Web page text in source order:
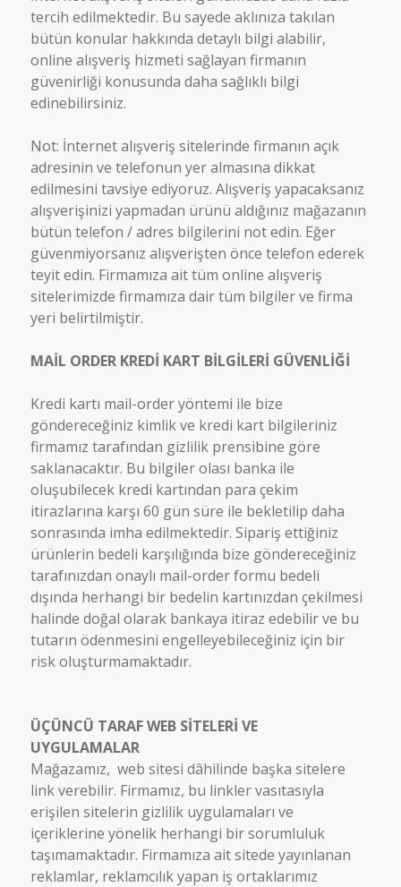
tercih edilmektedir. Bu sayede aklınıza takılan
bütün konular hakkında detaylı bilgi alabilir,
online alışveriş hizmeti sağlayan firmanın
güvenirliği konusunda daha sağlıklı bilgi
edinebilirsiniz.
Not: İnternet alışveriş sitelerinde firmanın açık
adresinin ve telefonun yer almasına dikkat
edilmesini tavsiye ediyoruz. Alışveriş yapacaksanız
alışverişinizi yapmadan ürünü aldığınız mağazanın
bütün telefon / adres bilgilerini not edin. Eğer
güvenmiyorsanız alışverişten önce telefon ederek
teyit edin. Firmamıza ait tüm online alışveriş
sitelerimizde firmamıza dair tüm bilgiler ve firma
yeri belirtilmiştir.
MAİL ORDER KREDİ KART BİLGİLERİ GÜVENLİĞİ
Kredi kartı mail-order yöntemi ile bize
göndereceğiniz kimlik ve kredi kart bilgileriniz
firmamız tarafından gizlilik prensibine göre
saklanacaktır. Bu bilgiler olası banka ile
oluşubilecek kredi kartından para çekim
itirazlarına karşı 60 gün süre ile bekletilip daha
sonrasında imha edilmektedir. Sipariş ettiğiniz
ürünlerin bedeli karşılığında bize göndereceğiniz
tarafınızdan onaylı mail-order formu bedeli
dışında herhangi bir bedelin kartınızdan çekilmesi
halinde doğal olarak bankaya itiraz edebilir ve bu
tutarın ödenmesini engelleyebileceğiniz için bir
risk oluşturmamaktadır.
ÜÇÜNCÜ TARAF WEB SİTELERİ VE
UYGULAMALAR
Mağazamız, web sitesi dâhilinde başka sitelere
link verebilir. Firmamız, bu linkler vasıtasıyla
erişilen sitelerin gizlilik uygulamaları ve
içeriklerine yönelik herhangi bir sorumluluk
taşımamaktadır. Firmamıza ait sitede yayınlanan
reklamlar, reklamcılık yapan iş ortaklarımız